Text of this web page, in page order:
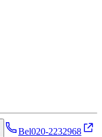
Bel020-2232968